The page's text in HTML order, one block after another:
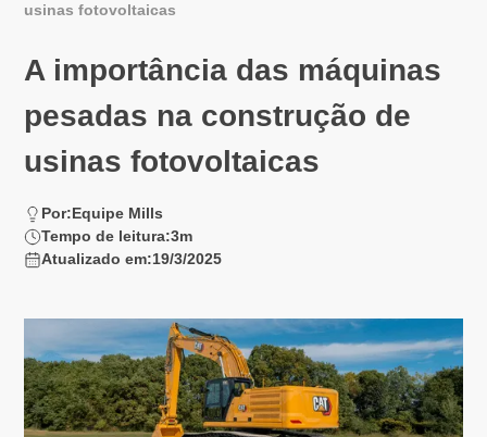
usinas fotovoltaicas
A importância das máquinas
pesadas na construção de
usinas fotovoltaicas
Por:Equipe Mills
Tempo de leitura:3m
Atualizado em:19/3/2025